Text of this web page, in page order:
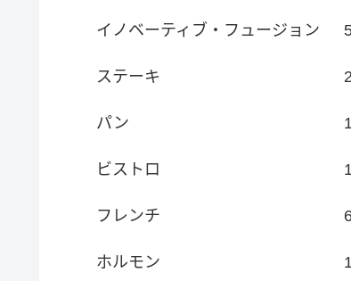
イノベーティブ・フュージョン
ステーキ 2
パン
ビストロ
フレンチ
ホルモン